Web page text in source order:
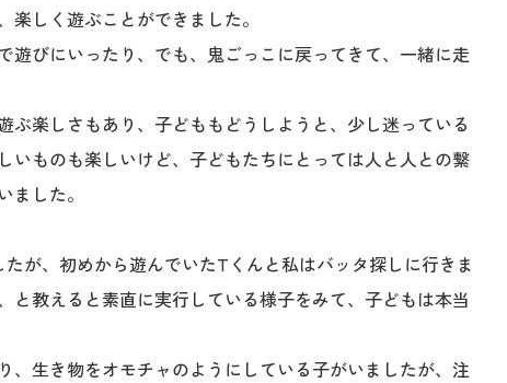
しく遊ぶことができました。
遊びにいったり、でも、鬼ごっこに戻ってきて、一緒に走
ぶ楽しさもあり、子どももどうしようと、少し迷っている
いものも楽しいけど、子どもたちにとっては人と人との繋
した。
が、初めから遊んでいたTくんと私はバッタ探しに行きま
と教えると素直に実行している様子をみて、子どもは本当
、生き物をオモチャのようにしている子がいましたが、注